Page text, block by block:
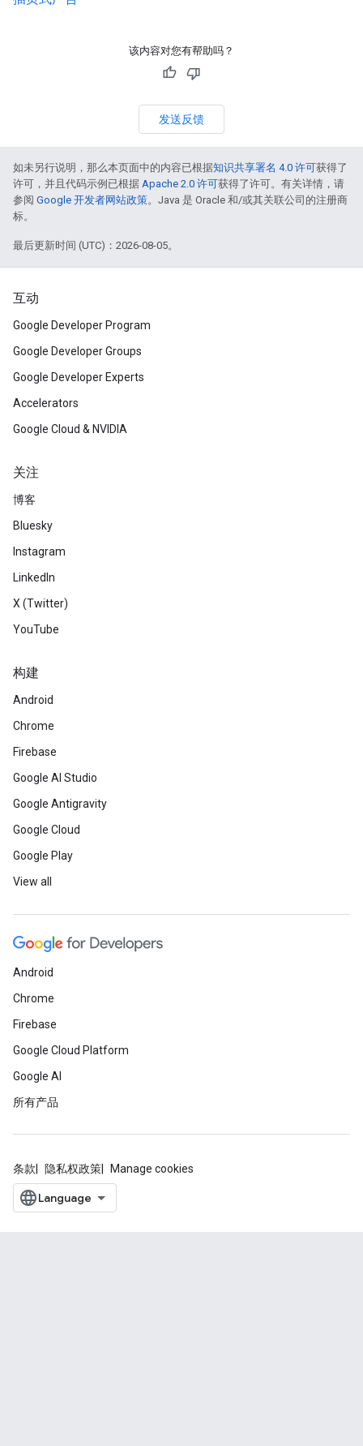
该内容对您有帮助吗？
发送反馈
如未另行说明，那么本页面中的内容已根据知识共享署名 4.0 许可获得了
许可，并且代码示例已根据 Apache 2.0 许可获得了许可。有关详情，请
参阅 Google 开发者网站政策。Java 是 Oracle 和/或其关联公司的注册商
标。
最后更新时间 (UTC)：2026-08-05。
互动
Google Developer Program
Google Developer Groups
Google Developer Experts
Accelerators
Google Cloud & NVIDIA
关注
博客
Bluesky
Instagram
LinkedIn
X (Twitter)
YouTube
构建
Android
Chrome
Firebase
Google AI Studio
Google Antigravity
Google Cloud
Google Play
View all
Android
Chrome
Firebase
Google Cloud Platform
Google AI
所有产品
条款 隐私权政策 Manage cookies